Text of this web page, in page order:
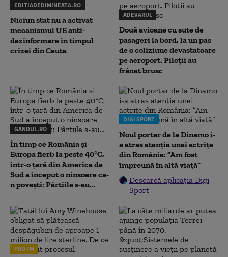
EDITIADEDIMINEATA.RO
Niciun stat nu a activat
mecanismul UE anti-
dezinformare în timpul
crizei din Ceuta
ADEVARUL
Două avioane cu sute de
pasageri la bord, la un pas
de o coliziune devastatoare
pe aeroport. Piloții au
frânat brusc
GANDUL.RO
În timp ce România și
Europa fierb la peste 40°C,
într-o țară din America de
Sud a început o ninsoare ca-
n povești: Pârtiile s-au...
DIGI SPORT
Noul portar de la Dinamo i-
a atras atenția unei actrițe
din România: ”Am fost
împreună în altă viață”
Descarcă aplicația Digi
Sport
PRO FM